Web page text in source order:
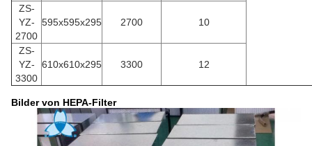
ZS-
YZ-
2700
595x595x295 2700 10
ZS-
YZ-
3300
610x610x295 3300 12
Bilder von HEPA-Filter